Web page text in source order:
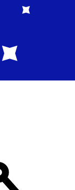
靈活的遞送和付款